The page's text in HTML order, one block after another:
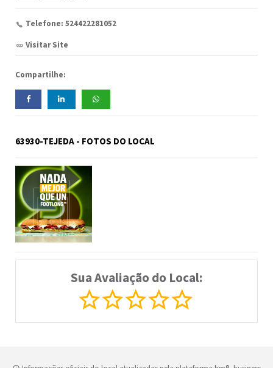
Telefone: 524422281052
Visitar Site
Compartilhe:
63930-TEJEDA - FOTOS DO LOCAL
Sua Avaliação do Local: